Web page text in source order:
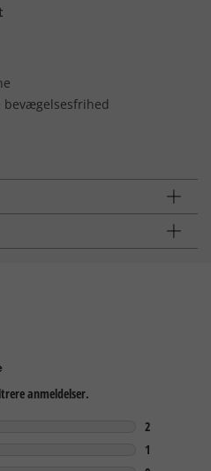
bevægelsesfrihed